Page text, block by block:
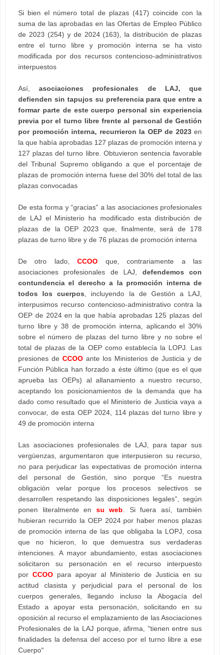
Si bien el número total de plazas (417) coincide con la
suma de las aprobadas en las Ofertas de Empleo Público
de 2023 (254) y de 2024 (163), la distribución de plazas
entre el turno libre y promoción interna se ha visto
modificada por dos recursos contencioso-administrativos
interpuestos
Así,asociaciones profesionales de LAJ, que
defienden sin tapujos su preferencia para que entre a
formar parte de este cuerpo personal sin experiencia
previa por el turno libre frente al personal de Gestión
por promoción interna, recurrieron la OEP de 2023en
la que había aprobadas 127 plazas de promoción interna y
127 plazas del turno libre. Obtuvieron sentencia favorable
del Tribunal Supremo obligando a que el porcentaje de
plazas de promoción interna fuese del 30% del total de las
plazas convocadas
De esta forma y “gracias” a las asociaciones profesionales
de LAJ el Ministerio ha modificado esta distribución de
plazas de la OEP 2023 que, finalmente, será de 178
plazas de turno libre y de 76 plazas de promoción interna
De otro lado,CCOO que, contrariamente a las
asociaciones profesionales de LAJ, defendemos con
contundencia el derecho a la promoción interna de
todos los cuerpos, incluyendo la de Gestión a LAJ,
interpusimos recurso contencioso-administrativo contra la
OEP de 2024 en la que había aprobadas 125 plazas del
turno libre y 38 de promoción interna, aplicando el 30%
sobre el número de plazas del turno libre y no sobre el
total de plazas de la OEP como establecía la LOPJ. Las
presiones de CCOO ante los Ministerios de Justicia y de
Función Pública han forzado a éste último (que es el que
aprueba las OEPs) al allanamiento a nuestro recurso,
aceptando los posicionamientos de la demanda que ha
dado como resultado que el Ministerio de Justicia vaya a
convocar, de esta OEP 2024, 114 plazas del turno libre y
49 de promoción interna
Las asociaciones profesionales de LAJ, para tapar sus
vergüenzas, argumentaron que interpusieron su recurso,
no para perjudicar las expectativas de promoción interna
del personal de Gestión, sino porque “Es nuestra
obligación velar porque los procesos selectivos se
desarrollen respetando las disposiciones legales”, según
ponen literalmente en su web. Si fuera así, también
hubieran recurrido la OEP 2024 por haber menos plazas
de promoción interna de las que obligaba la LOPJ, cosa
que no hicieron, lo que demuestra sus verdaderas
intenciones. A mayor abundamiento, estas asociaciones
solicitaron su personación en el recurso interpuesto
por CCOO para apoyar al Ministerio de Justicia en su
actitud clasista y perjudicial para el personal de los
cuerpos generales, llegando incluso la Abogacía del
Estado a apoyar esta personación, solicitando en su
oposición al recurso el emplazamiento de las Asociaciones
Profesionales de la LAJ porque, afirma, "tienen entre sus
finalidades la defensa del acceso por el turno libre a ese
Cuerpo"